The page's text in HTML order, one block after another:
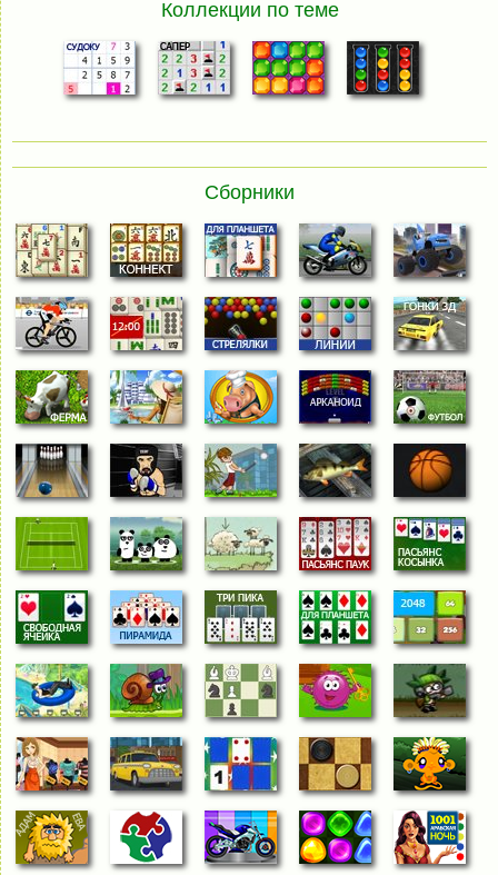
Коллекции по теме
Сборники